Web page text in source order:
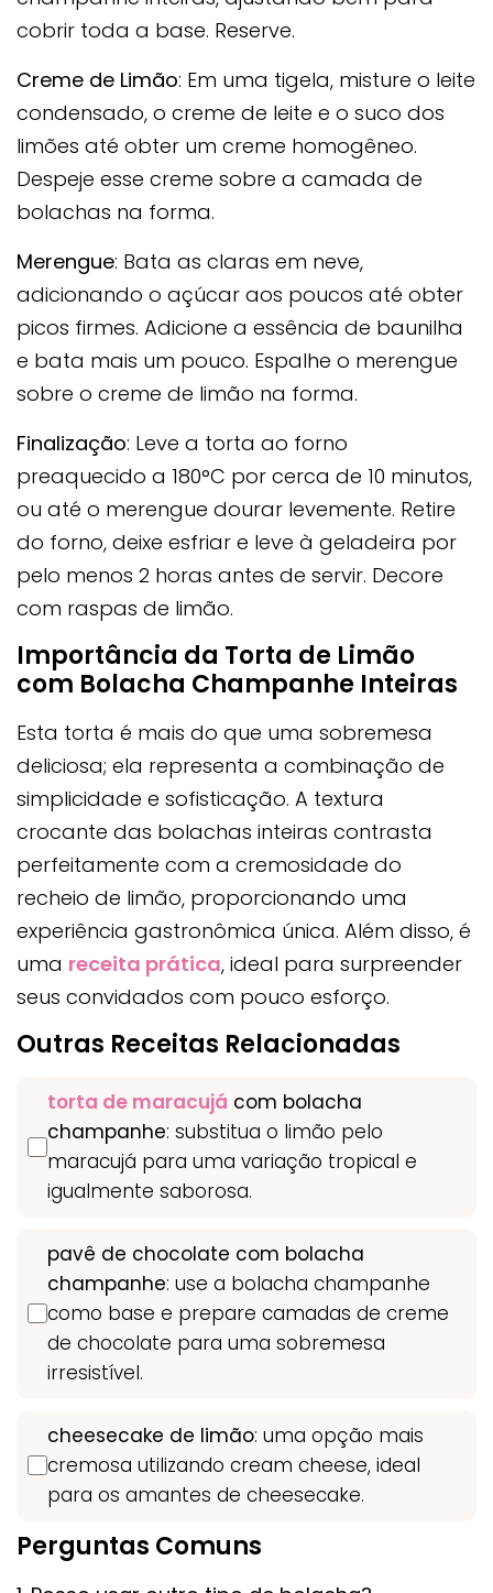
cobrir toda a base. Reserve.
Creme de Limão: Em uma tigela, misture o leite
condensado, o creme de leite e o suco dos
limões até obter um creme homogêneo.
Despeje esse creme sobre a camada de
bolachas na forma.
Merengue: Bata as claras em neve,
adicionando o açúcar aos poucos até obter
picos firmes. Adicione a essência de baunilha
e bata mais um pouco. Espalhe o merengue
sobre o creme de limão na forma.
Finalização: Leve a torta ao forno
preaquecido a 180°C por cerca de 10 minutos,
ou até o merengue dourar levemente. Retire
do forno, deixe esfriar e leve à geladeira por
pelo menos 2 horas antes de servir. Decore
com raspas de limão.
Importância da Torta de Limão
com Bolacha Champanhe Inteiras
Esta torta é mais do que uma sobremesa
deliciosa; ela representa a combinação de
simplicidade e sofisticação. A textura
crocante das bolachas inteiras contrasta
perfeitamente com a cremosidade do
recheio de limão, proporcionando uma
experiência gastronômica única. Além disso, é
uma receita prática, ideal para surpreender
seus convidados com pouco esforço.
Outras Receitas Relacionadas
torta de maracujá com bolacha
champanhe: substitua o limão pelo
maracujá para uma variação tropical e
igualmente saborosa.
pavê de chocolate com bolacha
champanhe: use a bolacha champanhe
como base e prepare camadas de creme
de chocolate para uma sobremesa
irresistível.
cheesecake de limão: uma opção mais
cremosa utilizando cream cheese, ideal
para os amantes de cheesecake.
Perguntas Comuns